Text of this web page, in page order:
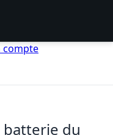
compte
batterie du